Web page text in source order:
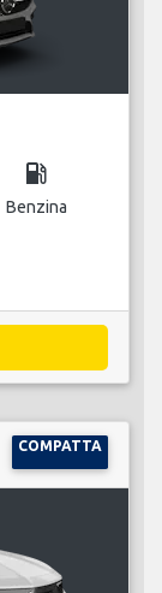
local_gas_station
Benzina
COMPATTA